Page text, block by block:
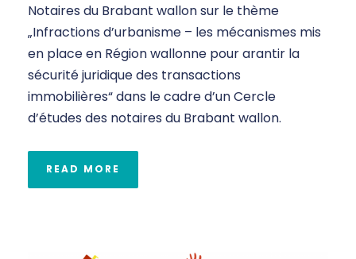
Notaires du Brabant wallon sur le thème
„Infractions d’urbanisme – les mécanismes mis
en place en Région wallonne pour arantir la
sécurité juridique des transactions
immobilières“ dans le cadre d’un Cercle
d’études des notaires du Brabant wallon.
READ MORE